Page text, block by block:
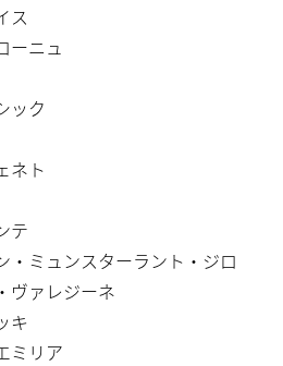
ス
ーニュ
ック
ネト
テ
・ミュンスターラント・ジロ
ヴァレジーネ
キ
ミリア